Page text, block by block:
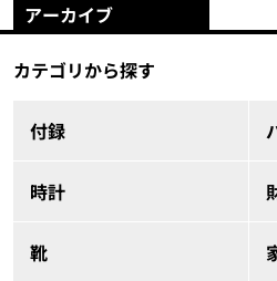
アーカイブ
カテゴリから探す
付録
時計
靴